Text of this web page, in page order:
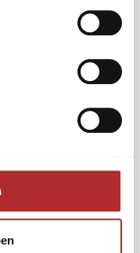
info@granitprofi24.de